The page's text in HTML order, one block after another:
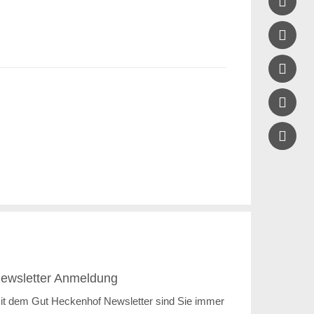
Anmeldung
dem Gut Heckenhof Newsletter sind Sie immer



